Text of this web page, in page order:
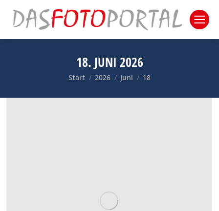
18. JUNI 2026
Sie befinden sich hier:
Start 2026 Juni 18